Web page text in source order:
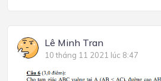
Lê Minh Tran
10 tháng 11 2021 lúc 8:47